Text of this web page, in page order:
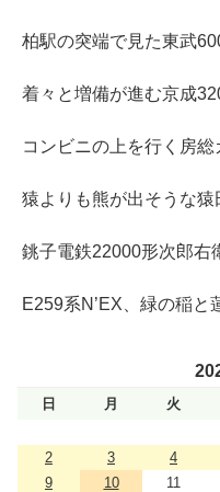
柏駅の突端で見た東武
着々と増備が進む京成
コンビニの上を行く房
猿よりも熊が出そうな猿
銚子電鉄22000形次郎右
E259系N’EX、緑の稲と
日 月 火
2
3 4
9
10 11